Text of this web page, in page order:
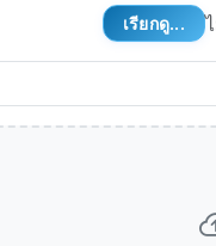
เรียกดู...